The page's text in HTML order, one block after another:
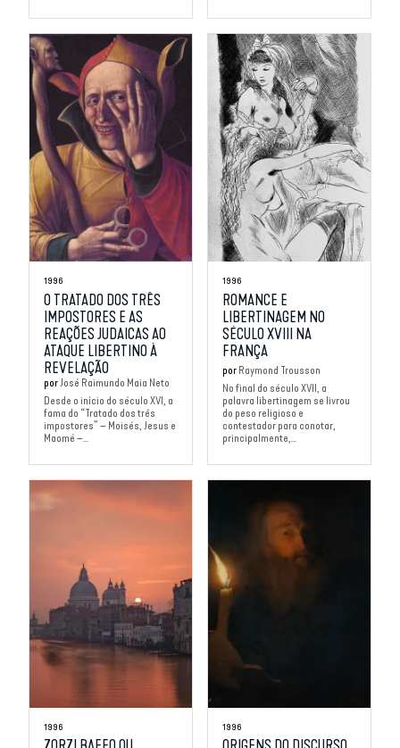
1996
O TRATADO DOS TRÊS
IMPOSTORES E AS
REAÇÕES JUDAICAS AO
ATAQUE LIBERTINO À
REVELAÇÃO
por José Raimundo Maia Neto
Desde o início do século XVI, a
fama do “Tratado dos três
impostores” – Moisés, Jesus e
Maomé –...
1996
ROMANCE E
LIBERTINAGEM NO
SÉCULO XVIII NA
FRANÇA
por Raymond Trousson
No final do século XVII, a
palavra libertinagem se livrou
do peso religioso e
contestador para conotar,
principalmente,...
1996 1996